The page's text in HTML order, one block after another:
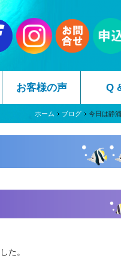
お客様の声 Q
ホーム ブログ 今日は静
た。